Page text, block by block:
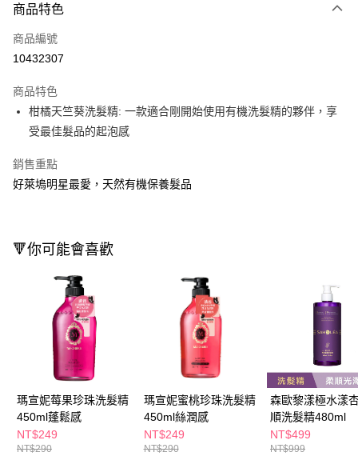
POYA支付
信用卡一次付款
Apple Pay
街口支付
悠遊付
相關說明
AFTEE先享後付是「在收到商品之後才付款」的支付方式。 讓您購物簡單
便利好安心！
１．簡單：不需註冊會員、不需綁卡、不需儲值。
２．便利：只要手機號碼，簡訊認證，即可結帳。
３．安心：先確認商品／服務後，再付款。
【「AFTEE先享後付」結帳流程】
１．於結帳方式選擇「AFTEE先享後付」後，將跳轉至「AFTEE先享後付」
結帳頁面，進行簡訊認證並確認金額後，即可完成結帳。
２．訂單成立數日內，您將收到繳費通知簡訊。
３．收到繳費通知簡訊後14天內，點擊此簡訊中的連結，可透過四大超商／
ATM／網路銀行／等多元方式進行付款，方視為交易完成。
※ 請注意：結帳手續完成當下不需立刻繳費，但若您需要取消訂單，請聯絡
宅配(廠商直送🚚)
每筆NT$100，滿NT$590(含以上)免運費
宅配(離島廠商直送🚚)
每筆NT$300
商品特色
商品編號
10432307
商品特色
柑橘天竺葵洗髮精: 一款適合剛開始使用有機洗髮精的夥伴，享
受最佳髮品的起泡感
銷售重點
好萊塢明星最愛，天然有機保養髮品
🔻你可能會喜歡
瑪宣妮莓果珍珠洗髮精
450ml蓬鬆感
NT$249
NT$290
瑪宣妮蜜桃珍珠洗髮精
450ml絲潤感
NT$249
NT$290
森歐黎漾極水漾
順洗髮精480ml
NT$499
NT$999